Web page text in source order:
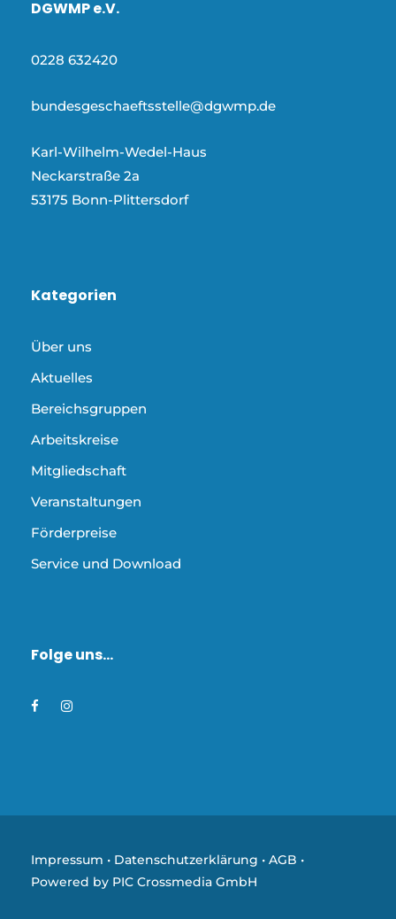
DGWMP e.V.
0228 632420
bundesgeschaeftsstelle@dgwmp.de
Karl-Wilhelm-Wedel-Haus
Neckarstraße 2a
53175 Bonn-Plittersdorf
Kategorien
Über uns
Aktuelles
Bereichsgruppen
Arbeitskreise
Mitgliedschaft
Veranstaltungen
Förderpreise
Service und Download
Folge uns…
Impressum • Datenschutzerklärung • AGB •
Powered by PIC Crossmedia GmbH